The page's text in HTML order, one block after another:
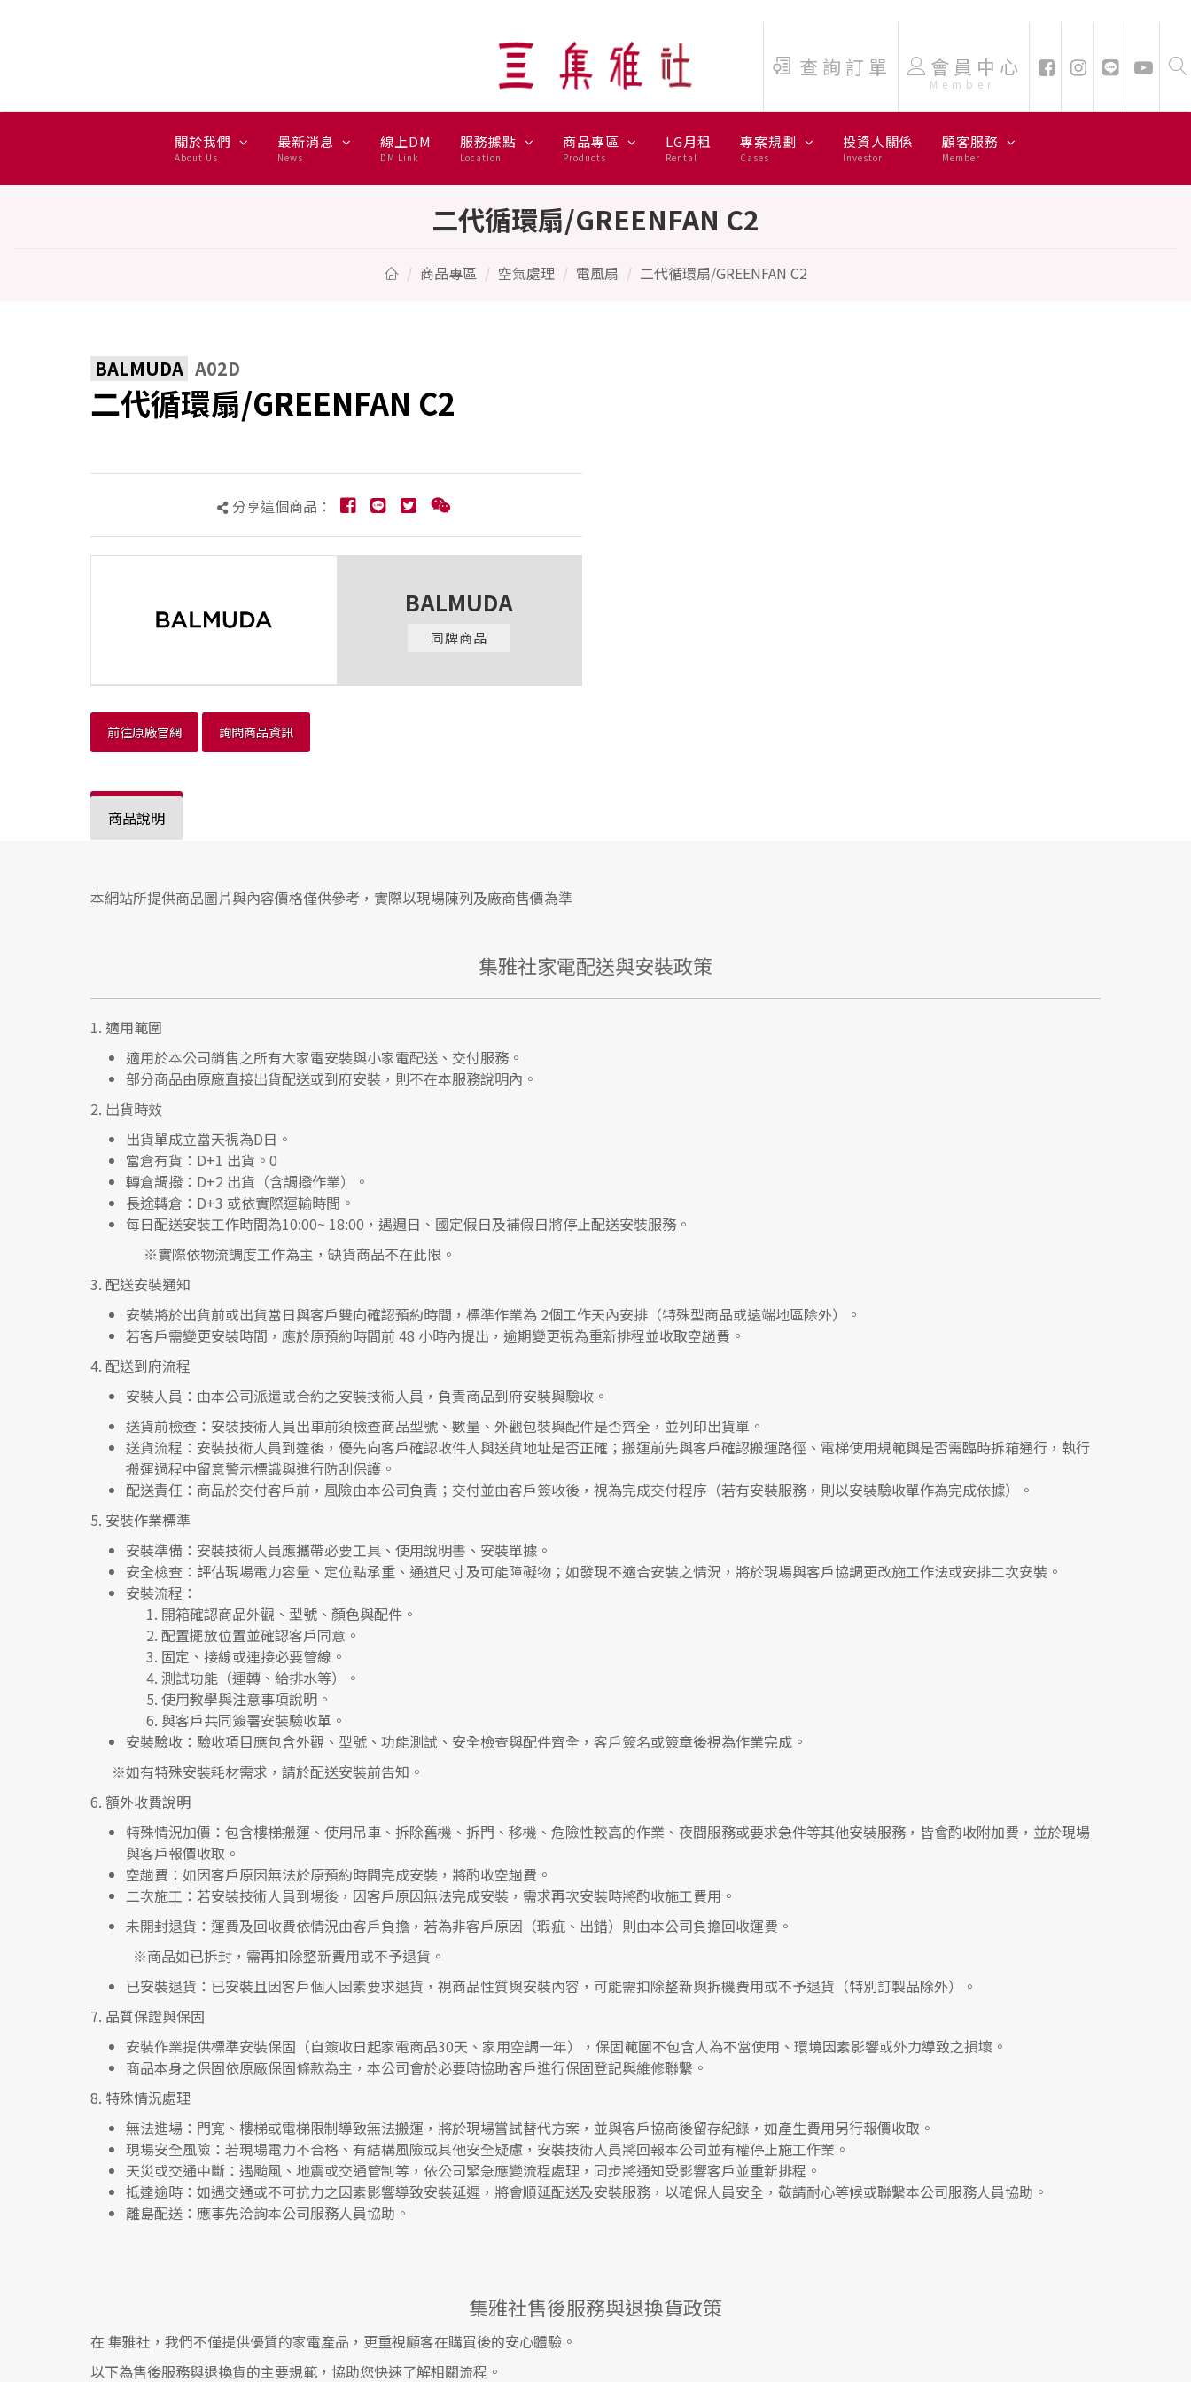
二代循環扇/GREENFAN C2 - BALMUDA
查詢訂單 會員中心
Member
關於我們
About Us
最新消息
News
線上DM
DM Link
服務據點
Location
商品專區
Products
LG月租
Rental
專案規劃
Cases
投資人關係
Investor
顧客服務
Member
二代循環扇/GREENFAN C2
商品專區 空氣處理 電風扇 二代循環扇/GREENFAN C2
BALMUDA A02D
二代循環扇/GREENFAN C2
分享這個商品：
BALMUDA
同牌商品
前往原廠官網 詢問商品資訊
商品說明
本網站所提供商品圖片與內容價格僅供參考，實際以現場陳列及廠商售價為準
集雅社家電配送與安裝政策
1. 適用範圍
適用於本公司銷售之所有大家電安裝與小家電配送、交付服務。
部分商品由原廠直接出貨配送或到府安裝，則不在本服務說明內。
2. 出貨時效
出貨單成立當天視為D日。
當倉有貨： D+1 出貨。0
轉倉調撥： D+2 出貨（含調撥作業）。
長途轉倉： D+3 或依實際運輸時間。
每日配送安裝工作時間為10:00~ 18:00，遇週日、國定假日及補假日將停止配送安裝服務。
※實際依物流調度工作為主，缺貨商品不在此限。
3. 配送安裝通知
安裝將於出貨前或出貨當日與客戶雙向確認預約時間，標準作業為 2個工作天內安排（特殊型商品或遠端地區除外）。
若客戶需變更安裝時間，應於原預約時間前 48 小時內提出，逾期變更視為重新排程並收取空趟費。
4. 配送到府流程
安裝人員 ：由本公司派遣或合約之安裝技術人員，負責商品到府安裝與驗收。
送貨前檢查 ：安裝技術人員出車前須檢查商品型號、數量、外觀包裝與配件是否齊全，並列印出貨單。
送貨流程 ：安裝技術人員到達後，優先向客戶確認收件人與送貨地址是否正確；搬運前先與客戶確認搬運路徑、電梯使用規範與是否需臨時拆箱通行，執行
搬運過程中留意警示標識與進行防刮保護。
配送責任 ：商品於交付客戶前，風險由本公司負責；交付並由客戶簽收後，視為完成交付程序（若有安裝服務，則以安裝驗收單作為完成依據）。
5. 安裝作業標準
安裝準備 ：安裝技術人員應攜帶必要工具、使用說明書、安裝單據。
安全檢查 ：評估現場電力容量、定位點承重、通道尺寸及可能障礙物；如發現不適合安裝之情況，將於現場與客戶協調更改施工作法或安排二次安裝。
安裝流程 ：
開箱確認商品外觀、型號、顏色與配件。
配置擺放位置並確認客戶同意。
固定、接線或連接必要管線。
測試功能（運轉、給排水等）。
使用教學與注意事項說明。
與客戶共同簽署安裝驗收單。
安裝驗收 ：驗收項目應包含外觀、型號、功能測試、安全檢查與配件齊全，客戶簽名或簽章後視為作業完成。
※如有特殊安裝耗材需求，請於配送安裝前告知。
6. 額外收費說明
特殊情況加價 ：包含樓梯搬運、使用吊車、拆除舊機、拆門、移機、危險性較高的作業、夜間服務或要求急件等其他安裝服務，皆會酌收附加費，並於現場
與客戶報價收取。
空趟費 ：如因客戶原因無法於原預約時間完成安裝，將酌收空趟費。
二次施工 ：若安裝技術人員到場後，因客戶原因無法完成安裝，需求再次安裝時將酌收施工費用。
未開封退貨 ：運費及回收費依情況由客戶負擔，若為非客戶原因（瑕疵、出錯）則由本公司負擔回收運費。
※商品如已拆封，需再扣除整新費用或不予退貨。
已安裝退貨 ：已安裝且因客戶個人因素要求退貨，視商品性質與安裝內容，可能需扣除整新與拆機費用或不予退貨（特別訂製品除外）。
7. 品質保證與保固
安裝作業提供標準安裝保固（自簽收日起家電商品30天、家用空調一年），保固範圍不包含人為不當使用、環境因素影響或外力導致之損壞。
商品本身之保固依原廠保固條款為主，本公司會於必要時協助客戶進行保固登記與維修聯繫。
8. 特殊情況處理
無法進場 ：門寬、樓梯或電梯限制導致無法搬運，將於現場嘗試替代方案，並與客戶協商後留存紀錄，如產生費用另行報價收取。
現場安全風險 ： 若現場電力不合格、有結構風險或其他安全疑慮，安裝技術人員將回報本公司並有權停止施工作業。
天災或交通中斷 ：遇颱風、地震或交通管制等，依公司緊急應變流程處理，同步將通知受影響客戶並重新排程。
抵達逾時 ：如遇交通或不可抗力之因素影響導致安裝延遲，將會順延配送及安裝服務，以確保人員安全，敬請耐心等候或聯繫本公司服務人員協助。
離島配送 ：應事先洽詢本公司服務人員協助。
集雅社售後服務與退換貨政策
在 集雅社 ，我們不僅提供優質的家電產品，更重視顧客在購買後的安心體驗。
以下為售後服務與退換貨的主要規範，協助您快速了解相關流程。